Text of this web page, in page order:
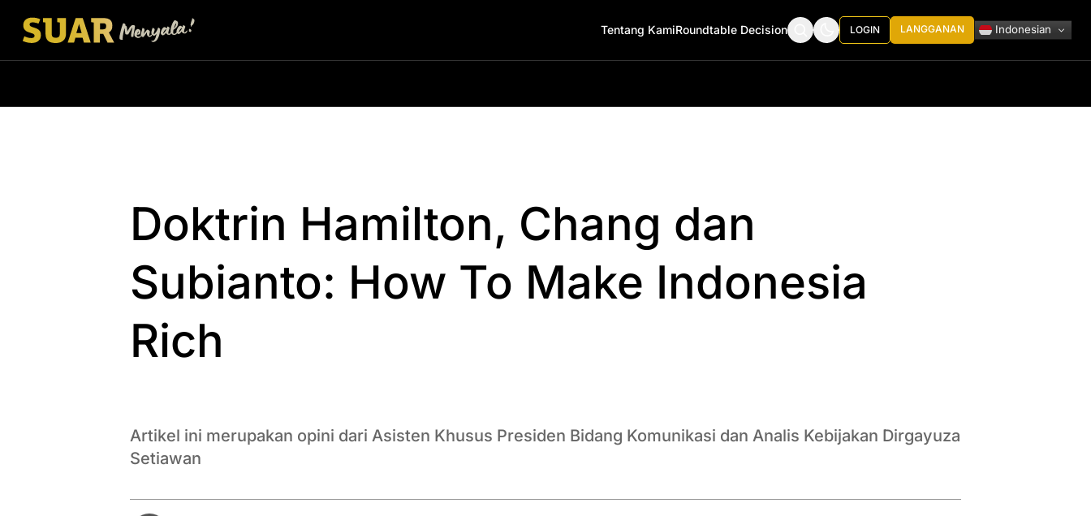
Tentang KamiRoundtable Decision LOGIN LANGGANAN Indonesian
Doktrin Hamilton, Chang dan
Subianto: How To Make Indonesia
Rich
Artikel ini merupakan opini dari Asisten Khusus Presiden Bidang Komunikasi dan Analis Kebijakan Dirgayuza
Setiawan